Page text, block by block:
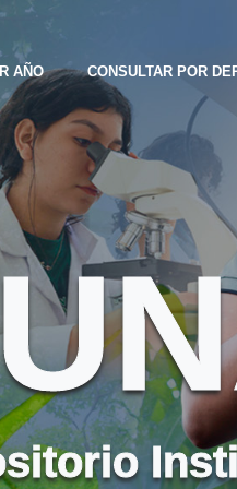
AÑO CONSULTAR POR